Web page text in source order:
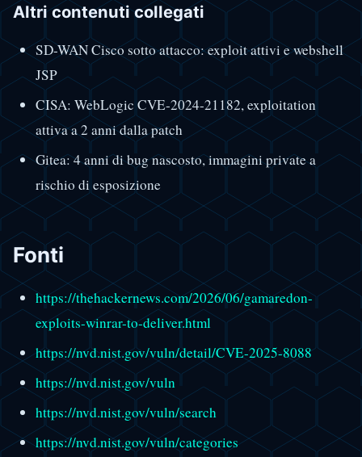
Altri contenuti collegati
SD-WAN Cisco sotto attacco: exploit attivi e webshell
JSP
CISA: WebLogic CVE-2024-21182, exploitation
attiva a 2 anni dalla patch
Gitea: 4 anni di bug nascosto, immagini private a
rischio di esposizione
Fonti
https://thehackernews.com/2026/06/gamaredon-
exploits-winrar-to-deliver.html
https://nvd.nist.gov/vuln/detail/CVE-2025-8088
https://nvd.nist.gov/vuln
https://nvd.nist.gov/vuln/search
https://nvd.nist.gov/vuln/categories